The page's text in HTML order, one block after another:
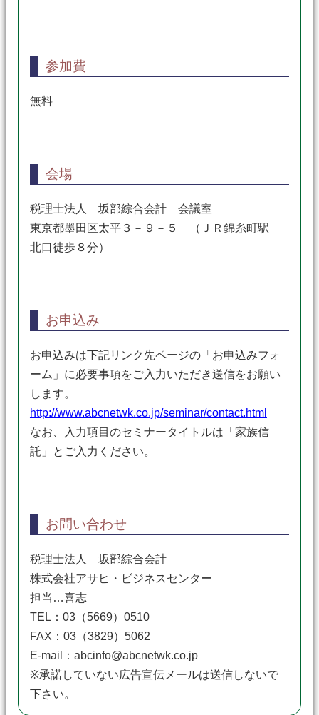
参加費
無料
会場
税理士法人 坂部綜合会計 会議室
東京都墨田区太平３－９－５ （ＪＲ錦糸町駅
北口徒歩８分）
お申込み
お申込みは下記リンク先ページの「お申込みフォ
ーム」に必要事項をご入力いただき送信をお願い
します。
http://www.abcnetwk.co.jp/seminar/contact.html
なお、入力項目のセミナータイトルは「家族信
託」とご入力ください。
お問い合わせ
税理士法人 坂部綜合会計
株式会社アサヒ・ビジネスセンター
担当…喜志
TEL：03（5669）0510
FAX：03（3829）5062
E-mail：abcinfo@abcnetwk.co.jp
※承諾していない広告宣伝メールは送信しないで
下さい。